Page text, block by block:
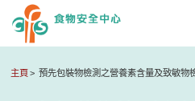
主頁 預先包裝物檢測之營養素含量及致敏物